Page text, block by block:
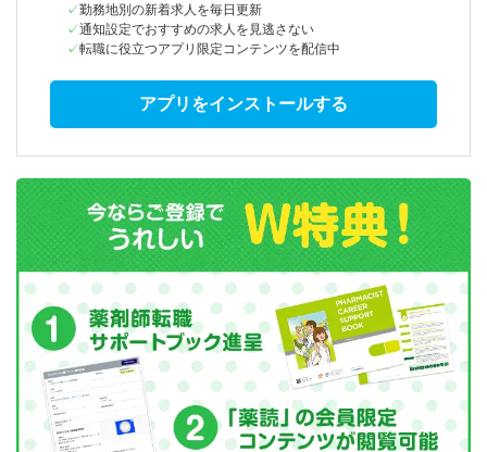
勤務地別の新着求人を毎日更新
通知設定でおすすめの求人を見逃さない
転職に役立つアプリ限定コンテンツを配信中
アプリをインストールする